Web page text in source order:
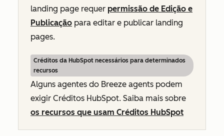
landing page requer permissão de Edição e
Publicação para editar e publicar landing
pages.
Créditos da HubSpot necessários para determinados
recursos
Alguns agentes do Breeze agents podem
exigir Créditos HubSpot. Saiba mais sobre
os recursos que usam Créditos HubSpot